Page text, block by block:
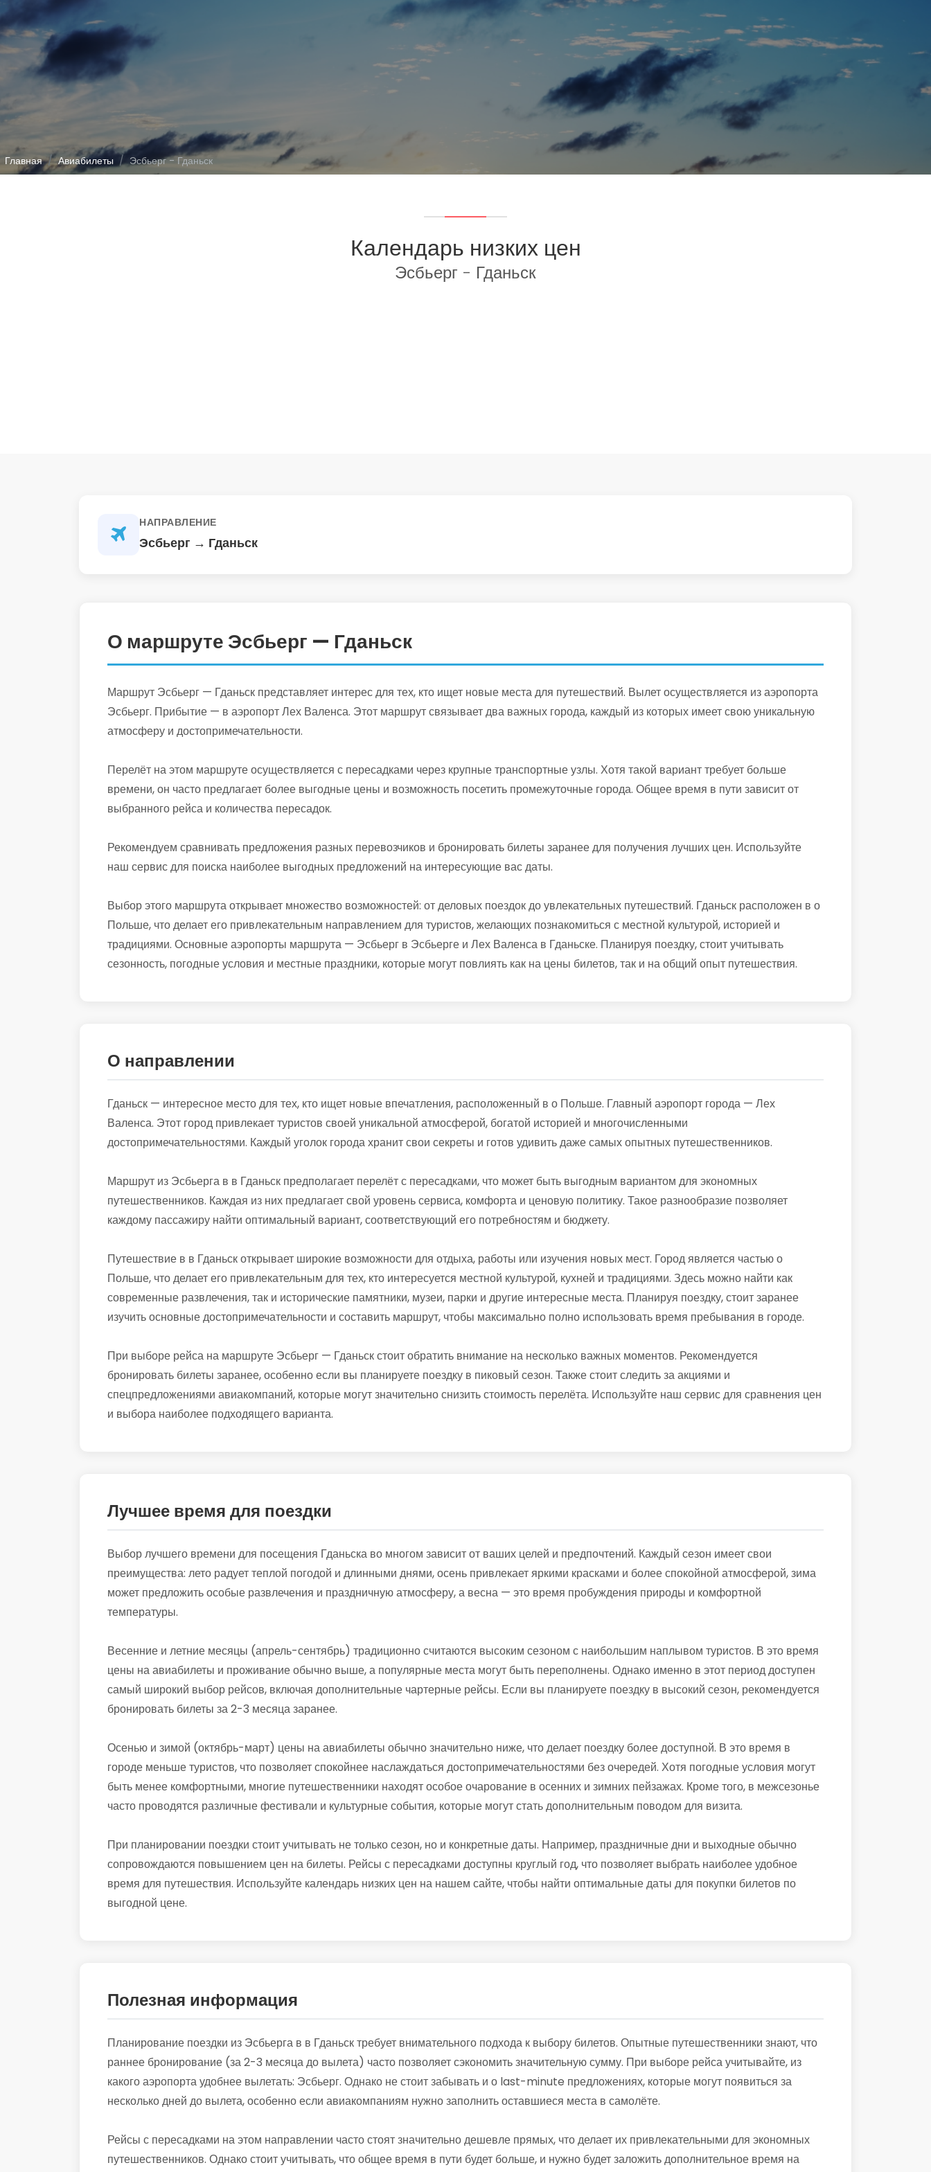
Главная Авиабилеты Эсбьерг - Гданьск
Календарь низких цен
Эсбьерг - Гданьск
НАПРАВЛЕНИЕ
Эсбьерг → Гданьск
О маршруте Эсбьерг — Гданьск
Маршрут Эсбьерг — Гданьск представляет интерес для тех, кто ищет новые места для путешествий. Вылет осуществляется из аэропорта
Эсбьерг. Прибытие — в аэропорт Лех Валенса. Этот маршрут связывает два важных города, каждый из которых имеет свою уникальную
атмосферу и достопримечательности.
Перелёт на этом маршруте осуществляется с пересадками через крупные транспортные узлы. Хотя такой вариант требует больше
времени, он часто предлагает более выгодные цены и возможность посетить промежуточные города. Общее время в пути зависит от
выбранного рейса и количества пересадок.
Рекомендуем сравнивать предложения разных перевозчиков и бронировать билеты заранее для получения лучших цен. Используйте
наш сервис для поиска наиболее выгодных предложений на интересующие вас даты.
Выбор этого маршрута открывает множество возможностей: от деловых поездок до увлекательных путешествий. Гданьск расположен в о
Польше, что делает его привлекательным направлением для туристов, желающих познакомиться с местной культурой, историей и
традициями. Основные аэропорты маршрута — Эсбьерг в Эсбьерге и Лех Валенса в Гданьске. Планируя поездку, стоит учитывать
сезонность, погодные условия и местные праздники, которые могут повлиять как на цены билетов, так и на общий опыт путешествия.
О направлении
Гданьск — интересное место для тех, кто ищет новые впечатления, расположенный в о Польше. Главный аэропорт города — Лех
Валенса. Этот город привлекает туристов своей уникальной атмосферой, богатой историей и многочисленными
достопримечательностями. Каждый уголок города хранит свои секреты и готов удивить даже самых опытных путешественников.
Маршрут из Эсбьерга в в Гданьск предполагает перелёт с пересадками, что может быть выгодным вариантом для экономных
путешественников. Каждая из них предлагает свой уровень сервиса, комфорта и ценовую политику. Такое разнообразие позволяет
каждому пассажиру найти оптимальный вариант, соответствующий его потребностям и бюджету.
Путешествие в в Гданьск открывает широкие возможности для отдыха, работы или изучения новых мест. Город является частью о
Польше, что делает его привлекательным для тех, кто интересуется местной культурой, кухней и традициями. Здесь можно найти как
современные развлечения, так и исторические памятники, музеи, парки и другие интересные места. Планируя поездку, стоит заранее
изучить основные достопримечательности и составить маршрут, чтобы максимально полно использовать время пребывания в городе.
При выборе рейса на маршруте Эсбьерг — Гданьск стоит обратить внимание на несколько важных моментов. Рекомендуется
бронировать билеты заранее, особенно если вы планируете поездку в пиковый сезон. Также стоит следить за акциями и
спецпредложениями авиакомпаний, которые могут значительно снизить стоимость перелёта. Используйте наш сервис для сравнения цен
и выбора наиболее подходящего варианта.
Лучшее время для поездки
Выбор лучшего времени для посещения Гданьска во многом зависит от ваших целей и предпочтений. Каждый сезон имеет свои
преимущества: лето радует теплой погодой и длинными днями, осень привлекает яркими красками и более спокойной атмосферой, зима
может предложить особые развлечения и праздничную атмосферу, а весна — это время пробуждения природы и комфортной
температуры.
Весенние и летние месяцы (апрель-сентябрь) традиционно считаются высоким сезоном с наибольшим наплывом туристов. В это время
цены на авиабилеты и проживание обычно выше, а популярные места могут быть переполнены. Однако именно в этот период доступен
самый широкий выбор рейсов, включая дополнительные чартерные рейсы. Если вы планируете поездку в высокий сезон, рекомендуется
бронировать билеты за 2-3 месяца заранее.
Осенью и зимой (октябрь-март) цены на авиабилеты обычно значительно ниже, что делает поездку более доступной. В это время в
городе меньше туристов, что позволяет спокойнее наслаждаться достопримечательностями без очередей. Хотя погодные условия могут
быть менее комфортными, многие путешественники находят особое очарование в осенних и зимних пейзажах. Кроме того, в межсезонье
часто проводятся различные фестивали и культурные события, которые могут стать дополнительным поводом для визита.
При планировании поездки стоит учитывать не только сезон, но и конкретные даты. Например, праздничные дни и выходные обычно
сопровождаются повышением цен на билеты. Рейсы с пересадками доступны круглый год, что позволяет выбрать наиболее удобное
время для путешествия. Используйте календарь низких цен на нашем сайте, чтобы найти оптимальные даты для покупки билетов по
выгодной цене.
Полезная информация
Планирование поездки из Эсбьерга в в Гданьск требует внимательного подхода к выбору билетов. Опытные путешественники знают, что
раннее бронирование (за 2-3 месяца до вылета) часто позволяет сэкономить значительную сумму. При выборе рейса учитывайте, из
какого аэропорта удобнее вылетать: Эсбьерг. Однако не стоит забывать и о last-minute предложениях, которые могут появиться за
несколько дней до вылета, особенно если авиакомпаниям нужно заполнить оставшиеся места в самолёте.
Рейсы с пересадками на этом направлении часто стоят значительно дешевле прямых, что делает их привлекательными для экономных
путешественников. Однако стоит учитывать, что общее время в пути будет больше, и нужно будет заложить дополнительное время на